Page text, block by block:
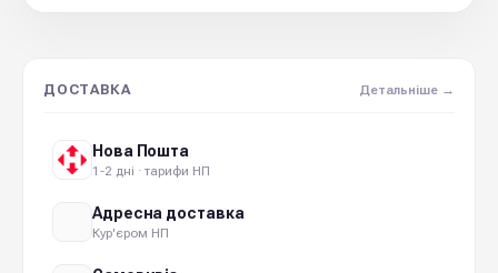
ДОСТАВКА Детальніше →
Нова Пошта
1-2 дні · тарифи НП
Адресна доставка
Кур'єром НП